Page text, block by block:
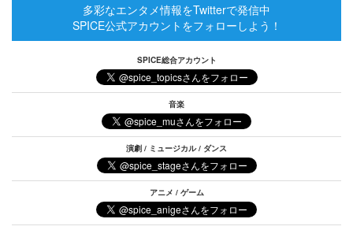
多彩なエンタメ情報をTwitterで発信中
SPICE公式アカウントをフォローしよう！
SPICE総合アカウント
音楽
演劇 / ミュージカル / ダンス
アニメ / ゲーム